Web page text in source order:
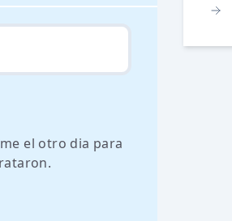
el otro dia para